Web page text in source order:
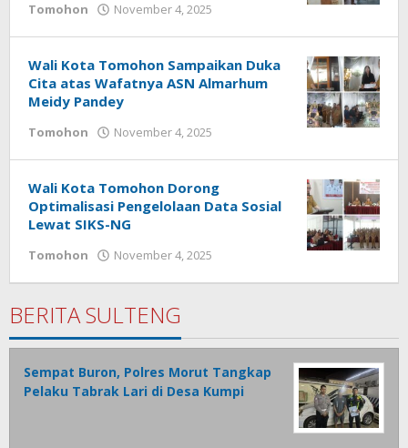
Tomohon November 4, 2025
Wali Kota Tomohon Sampaikan Duka
Cita atas Wafatnya ASN Almarhum
Meidy Pandey
Tomohon November 4, 2025
Wali Kota Tomohon Dorong
Optimalisasi Pengelolaan Data Sosial
Lewat SIKS-NG
Tomohon November 4, 2025
BERITA SULTENG
Sempat Buron, Polres Morut Tangkap
Pelaku Tabrak Lari di Desa Kumpi